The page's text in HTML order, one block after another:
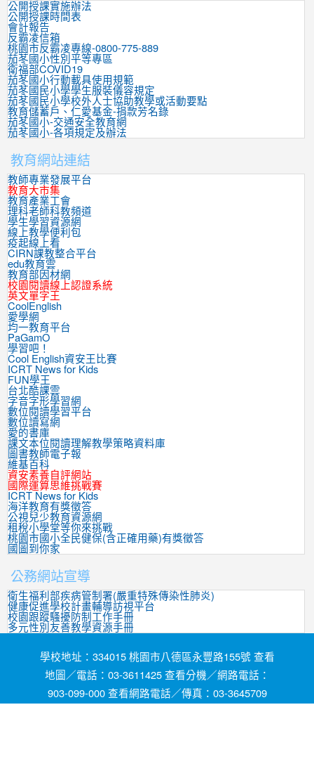
公開授課實施辦法
公開授課時間表
會計報告
反霸凌信箱
桃園市反霸凌專線-0800-775-889
茄苳國小性別平等專區
衛福部COVID19
茄苳國小行動載具使用規範
茄苳國民小學學生服裝儀容規定
茄苳國民小學校外人士協助教學或活動要點
教育儲蓄戶、仁愛基金-捐款芳名錄
茄苳國小-交通安全教育網
茄苳國小-各項規定及辦法
教育網站連結
教師專業發展平台
教育大市集
教育產業工會
理科老師科教頻道
學生學習資源網
線上教學便利包
疫起線上看
CIRN課教整合平台
edu教育雲
教育部因材網
校園閱讀線上認證系統
英文單字王
CoolEnglish
愛學網
均一教育平台
PaGamO
學習吧！
Cool English資安王比賽
ICRT News for Kids
FUN學王
台北酷課雲
字音字形學習網
數位閱讀學習平台
數位讀寫網
愛的書庫
課文本位閱讀理解教學策略資料庫
圖書教師電子報
維基百科
資安素養自評網站
國際運算思維挑戰賽
ICRT News for Kids
海洋教育有獎徵答
公視兒少教育資源網
租稅小學堂等你來挑戰
桃園市國小全民健保(含正確用藥)有獎徵答
國圖到你家
公務網站宣導
衛生福利部疾病管制署(嚴重特殊傳染性肺炎)
健康促進學校計畫輔導訪視平台
校園跟蹤騷擾防制工作手冊
多元性別友善教學資源手冊
學校地址：334015 桃園市八德區永豐路155號 查看
地圖／電話：03-3611425 查看分機／網路電話：
903-099-000 查看網路電話／傳真：03-3645709